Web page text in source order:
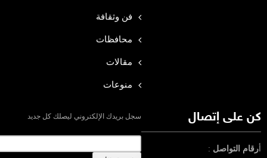
فن وثقافة
محافظات
مقالات
منوعات
كن على إتصال
رقام التواصل :
سجل بريدك الإلكتروني ليصلك كل جديد